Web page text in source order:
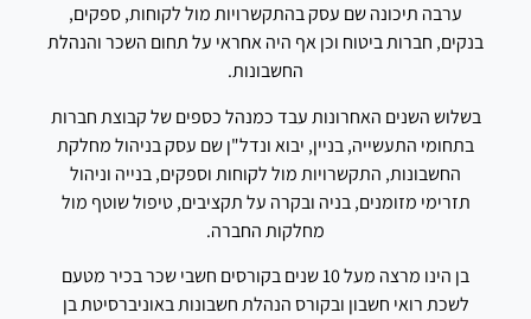
ערבה תיכונה שם עסק בהתקשרויות מול לקוחות, ספקים,
בנקים, חברות ביטוח וכן אף היה אחראי על תחום השכר והנהלת
החשבונות.
בשלוש השנים האחרונות עבד כמנהל כספים של קבוצת חברות
בתחומי התעשייה, בניין, יבוא ונדל"ן שם עסק בניהול מחלקת
החשבונות, התקשרויות מול לקוחות וספקים, בנייה וניהול
תזרימי מזומנים, בניה ובקרה על תקציבים, טיפול שוטף מול
מחלקות החברה.
בן הינו מרצה מעל 10 שנים בקורסים חשבי שכר בכיר מטעם
לשכת רואי חשבון ובקורס הנהלת חשבונות באוניברסיטת בן